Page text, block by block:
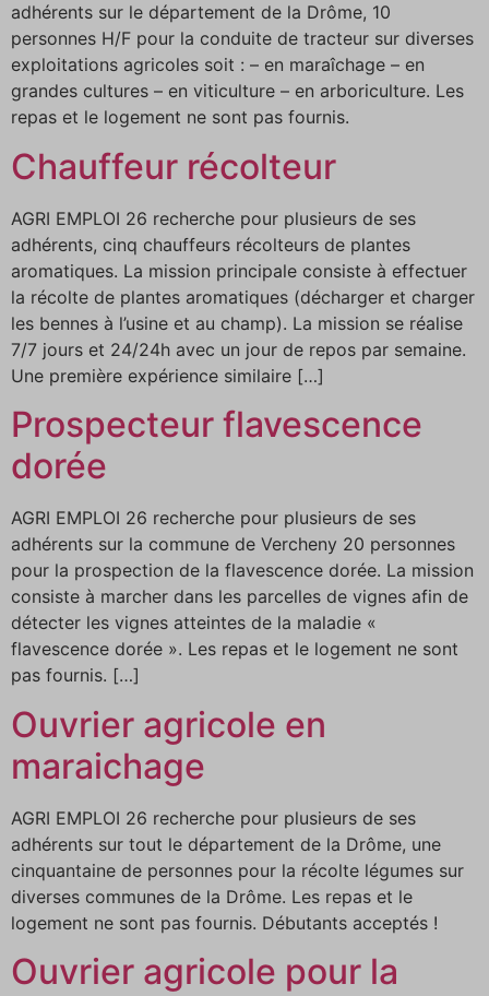
adhérents sur le département de la Drôme, 10
personnes H/F pour la conduite de tracteur sur diverses
exploitations agricoles soit : – en maraîchage – en
grandes cultures – en viticulture – en arboriculture. Les
repas et le logement ne sont pas fournis.
Chauffeur récolteur
AGRI EMPLOI 26 recherche pour plusieurs de ses
adhérents, cinq chauffeurs récolteurs de plantes
aromatiques. La mission principale consiste à effectuer
la récolte de plantes aromatiques (décharger et charger
les bennes à l’usine et au champ). La mission se réalise
7/7 jours et 24/24h avec un jour de repos par semaine.
Une première expérience similaire […]
Prospecteur flavescence
dorée
AGRI EMPLOI 26 recherche pour plusieurs de ses
adhérents sur la commune de Vercheny 20 personnes
pour la prospection de la flavescence dorée. La mission
consiste à marcher dans les parcelles de vignes afin de
détecter les vignes atteintes de la maladie «
flavescence dorée ». Les repas et le logement ne sont
pas fournis. […]
Ouvrier agricole en
maraichage
AGRI EMPLOI 26 recherche pour plusieurs de ses
adhérents sur tout le département de la Drôme, une
cinquantaine de personnes pour la récolte légumes sur
diverses communes de la Drôme. Les repas et le
logement ne sont pas fournis. Débutants acceptés !
Ouvrier agricole pour la